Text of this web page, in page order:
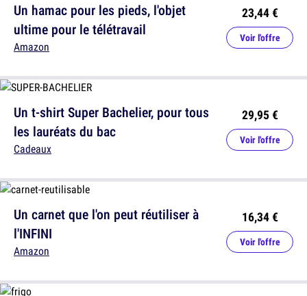
Un hamac pour les pieds, l'objet
ultime pour le télétravail
Amazon
23,44 €
Voir l'offre
Un carnet que l'on peut réutiliser à
l'INFINI
Amazon
16,34 €
Voir l'offre
Un t-shirt Super Bachelier, pour tous
les lauréats du bac
Cadeaux
29,95 €
Voir l'offre